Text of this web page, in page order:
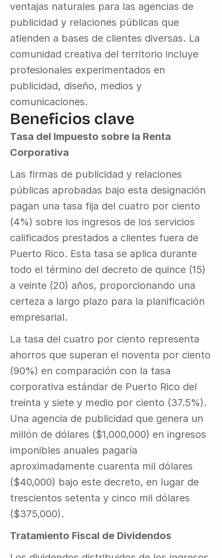
ventajas naturales para las agencias de
publicidad y relaciones públicas que
atienden a bases de clientes diversas. La
comunidad creativa del territorio incluye
profesionales experimentados en
publicidad, diseño, medios y
comunicaciones.
Beneficios clave
Tasa del Impuesto sobre la Renta
Corporativa
Las firmas de publicidad y relaciones
públicas aprobadas bajo esta designación
pagan una tasa fija del cuatro por ciento
(4%) sobre los ingresos de los servicios
calificados prestados a clientes fuera de
Puerto Rico. Esta tasa se aplica durante
todo el término del decreto de quince (15)
a veinte (20) años, proporcionando una
certeza a largo plazo para la planificación
empresarial.
La tasa del cuatro por ciento representa
ahorros que superan el noventa por ciento
(90%) en comparación con la tasa
corporativa estándar de Puerto Rico del
treinta y siete y medio por ciento (37.5%).
Una agencia de publicidad que genera un
millón de dólares ($1,000,000) en ingresos
imponibles anuales pagaría
aproximadamente cuarenta mil dólares
($40,000) bajo este decreto, en lugar de
trescientos setenta y cinco mil dólares
($375,000).
Tratamiento Fiscal de Dividendos